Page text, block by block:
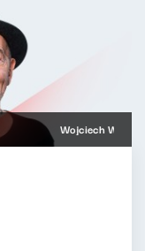
Wojciech